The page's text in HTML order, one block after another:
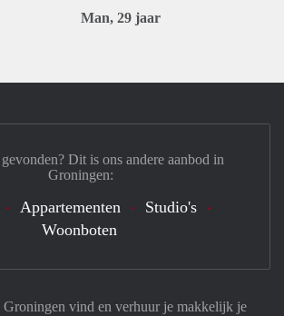
Man, 29 jaar
vind en verhuur je makkelijk je
Dit is ons andere aanbod in
Groningen:
Appartementen
Studio's
Woonboten